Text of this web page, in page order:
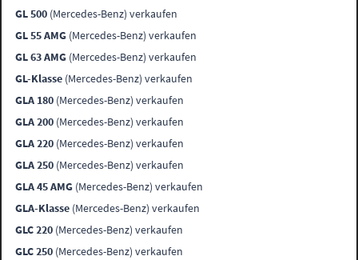
GL 500 (Mercedes-Benz) verkaufen
GL 55 AMG (Mercedes-Benz) verkaufen
GL 63 AMG (Mercedes-Benz) verkaufen
GL-Klasse (Mercedes-Benz) verkaufen
GLA 180 (Mercedes-Benz) verkaufen
GLA 200 (Mercedes-Benz) verkaufen
GLA 220 (Mercedes-Benz) verkaufen
GLA 250 (Mercedes-Benz) verkaufen
GLA 45 AMG (Mercedes-Benz) verkaufen
GLA-Klasse (Mercedes-Benz) verkaufen
GLC 220 (Mercedes-Benz) verkaufen
GLC 250 (Mercedes-Benz) verkaufen